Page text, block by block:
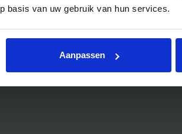
basis van uw gebruik van hun services.
Aanpassen
Brabant
Eindhoven
uniek